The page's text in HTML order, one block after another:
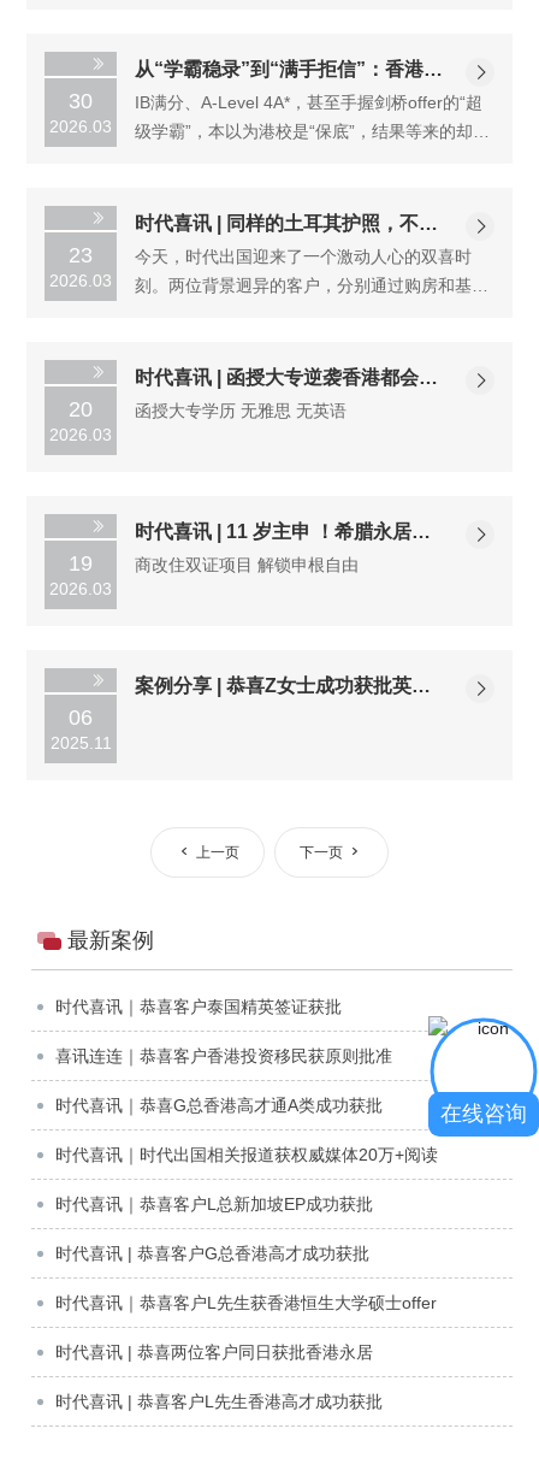
30
2026.03
从“学霸稳录”到“满手拒信”：香港教
育“卷”到新高度，你还在赌吗？
IB满分、A-Level 4A*，甚至手握剑桥offer的“超
级学霸”，本以为港校是“保底”，结果等来的却是
23
2026.03
时代喜讯 | 同样的土耳其护照，不同
的成功方式
今天，时代出国迎来了一个激动人心的双喜时
刻。两位背景迥异的客户，分别通过购房和基金
20
2026.03
时代喜讯 | 函授大专逆袭香港都会大
学 MBA！无雅思也能拿 offer
函授大专学历 无雅思 无英语
19
2026.03
时代喜讯 | 11 岁主申 ！希腊永居成
功案例
商改住双证项目 解锁申根自由
06
2025.11
案例分享 | 恭喜Z女士成功获批英国
上一页 下一页
最新案例
时代喜讯｜恭喜客户泰国精英签证获批
喜讯连连｜恭喜客户香港投资移民获原则批准
时代喜讯｜恭喜G总香港高才通A类成功获批
时代喜讯｜时代出国相关报道获权威媒体20万+阅读
时代喜讯｜恭喜客户L总新加坡EP成功获批
时代喜讯 | 恭喜客户G总香港高才成功获批
时代喜讯｜恭喜客户L先生获香港恒生大学硕士offer
时代喜讯 | 恭喜两位客户同日获批香港永居
时代喜讯 | 恭喜客户L先生香港高才成功获批
在线咨询